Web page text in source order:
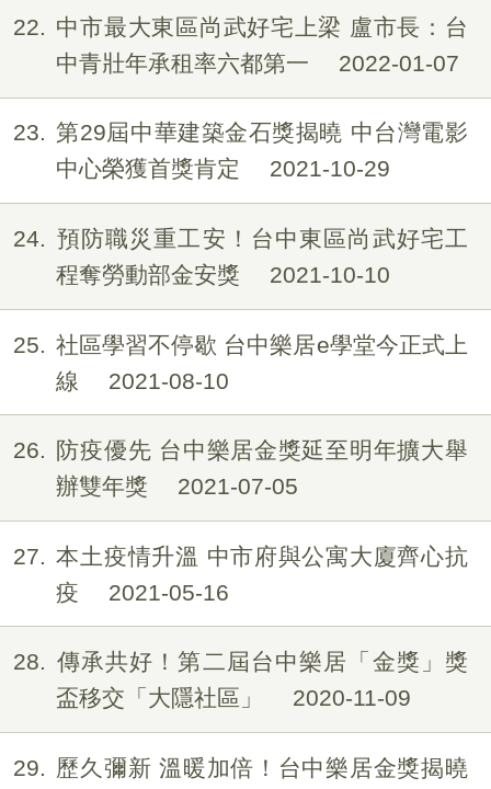
22
中市最大東區尚武好宅上梁 盧市長：台
中青壯年承租率六都第一
2022-01-07
23
第29屆中華建築金石獎揭曉 中台灣電影
中心榮獲首獎肯定
2021-10-29
24
預防職災重工安！台中東區尚武好宅工
程奪勞動部金安獎
2021-10-10
25
社區學習不停歇 台中樂居e學堂今正式上
線
2021-08-10
26
防疫優先 台中樂居金獎延至明年擴大舉
辦雙年獎
2021-07-05
27
本土疫情升溫 中市府與公寓大廈齊心抗
疫
2021-05-16
28
傳承共好！第二屆台中樂居「金獎」獎
盃移交「大隱社區」
2020-11-09
29 歷久彌新 溫暖加倍！台中樂居金獎揭曉